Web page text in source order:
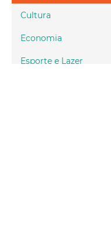
Cultura
Economia
Esporte e Lazer